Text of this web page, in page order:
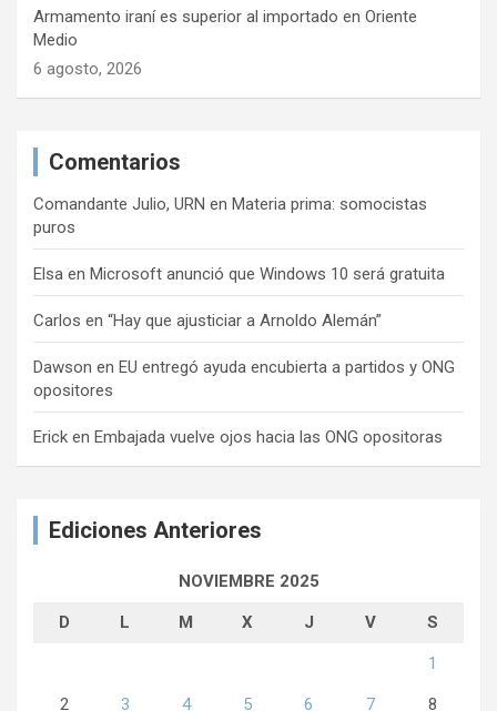
Armamento iraní es superior al importado en Oriente
Medio
6 agosto, 2026
Comentarios
Comandante Julio, URN en Materia prima: somocistas
puros
Elsa en Microsoft anunció que Windows 10 será gratuita
Carlos en “Hay que ajusticiar a Arnoldo Alemán”
Dawson en EU entregó ayuda encubierta a partidos y ONG
opositores
Erick en Embajada vuelve ojos hacia las ONG opositoras
Ediciones Anteriores
NOVIEMBRE 2025
D L M X J V S
1
2 3 4 5 6 7 8